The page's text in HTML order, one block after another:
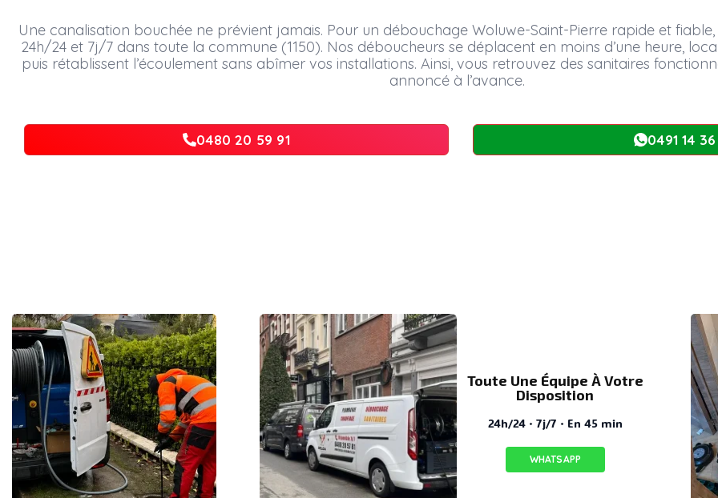
Une canalisation bouchée ne prévient jamais. Pour un débouchage Woluwe-Saint-Pierre rapide et
24h/24 et 7j/7 dans toute la commune (1150). Nos déboucheurs se déplacent en moins d’une heure,
puis rétablissent l’écoulement sans abîmer vos installations. Ainsi, vous retrouvez des sanitaires
annoncé à l’avance.
0480 20 59 91 0491 14
Toute Une Équipe À Votre
Disposition
24h/24 · 7j/7 · En 45 min
WHATSAPP